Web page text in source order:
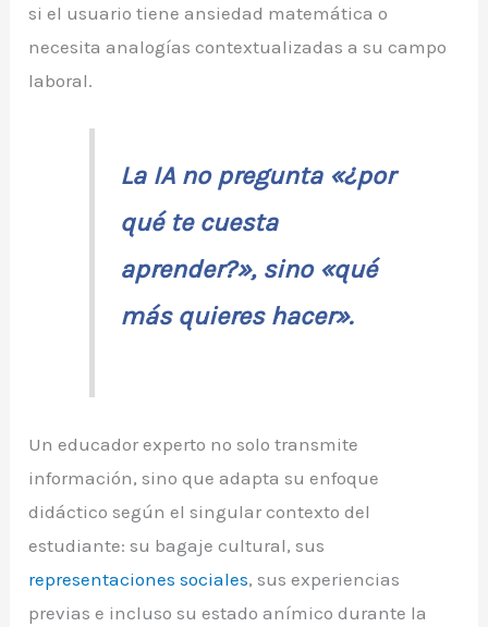
si el usuario tiene ansiedad matemática o
necesita analogías contextualizadas a su campo
laboral.
La IA no pregunta «¿por
qué te cuesta
aprender?», sino «qué
más quieres hacer».
Un educador experto no solo transmite
información, sino que adapta su enfoque
didáctico según el singular contexto del
estudiante: su bagaje cultural, sus
representaciones sociales, sus experiencias
previas e incluso su estado anímico durante la